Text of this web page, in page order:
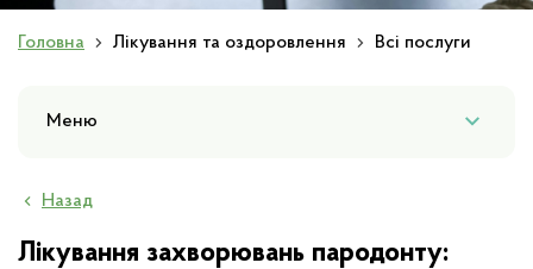
Головна
Лікування та оздоровлення Всі послуги
Меню
Назад
Лікування захворювань пародонту: